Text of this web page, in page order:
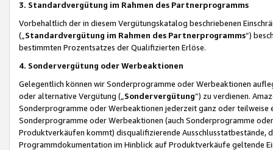
3. Standardvergütung im Rahmen des Partnerprogramms
Vorbehaltlich der in diesem Vergütungskatalog beschriebenen
(„ Standardvergütung im Rahmen des Partnerprogramms“)
bestimmten Prozentsatzes der Qualifizierten Erlöse.
4. Sondervergütung oder Werbeaktionen
Gelegentlich können wir Sonderprogramme oder Werbeaktionen
oder alternative Vergütung („ Sondervergütung”) zu verdienen.
Sonderprogramme oder Werbeaktionen jederzeit ganz oder
Sonderprogramme oder Werbeaktionen (auch Sonderprogramme
Produktverkäufen kommt) disqualifizierende Ausschlusstatbestände,
Programmdokumentation im Hinblick auf Produktverkäufe geltende